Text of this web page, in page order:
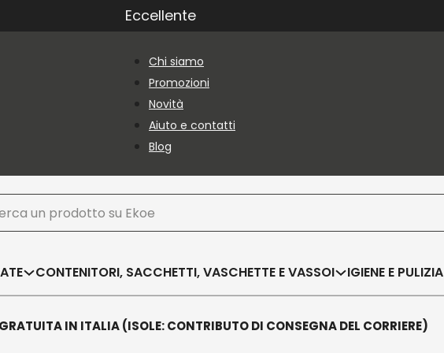
Eccellente
Chi siamo
Promozioni
Novità
Aiuto e contatti
Blog
CONTENITORI, SACCHETTI, VASCHETTE E VASSOI IGIENE E PULIZIA
IN ITALIA (ISOLE: CONTRIBUTO DI CONSEGNA DEL CORRIERE)